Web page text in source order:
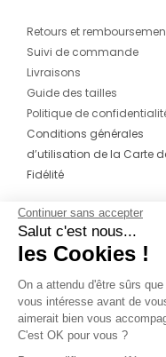
Retours et
Suivi de commande
Livraisons
Guide des tailles
Politique de
Conditions générales
d’utilisation de la Carte
Fidélité
CONTACT
04 42 20 78 42
Du lundi au jeudi de 8h30 à
vendredi de 8h30 à 15h30
Continuer sans accepter
Salut c'est nous...
les Cookies !
On a attendu d'être sûrs
vous intéresse avant de
aimerait bien vous
C'est OK pour vous ?